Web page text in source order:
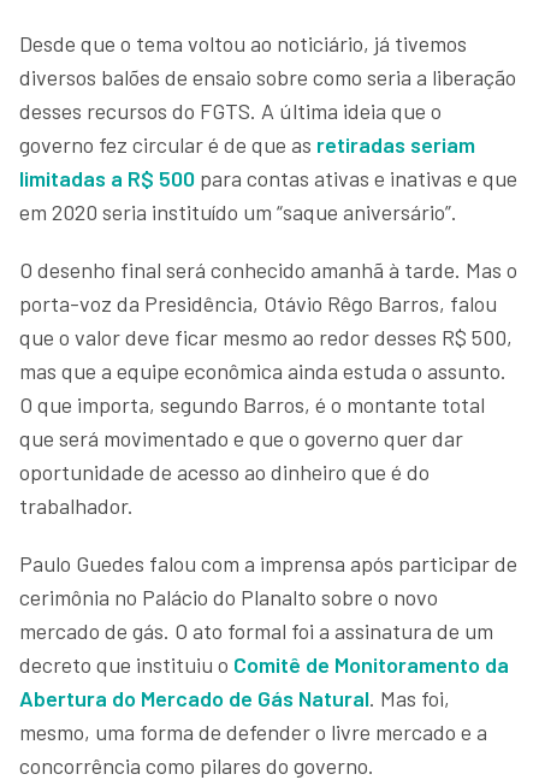
Desde que o tema voltou ao noticiário, já tivemos
diversos balões de ensaio sobre como seria a liberação
desses recursos do FGTS. A última ideia que o
governo fez circular é de que as retiradas seriam
limitadas a R$ 500 para contas ativas e inativas e que
em 2020 seria instituído um “saque aniversário”.
O desenho final será conhecido amanhã à tarde. Mas o
porta-voz da Presidência, Otávio Rêgo Barros, falou
que o valor deve ficar mesmo ao redor desses R$ 500,
mas que a equipe econômica ainda estuda o assunto.
O que importa, segundo Barros, é o montante total
que será movimentado e que o governo quer dar
oportunidade de acesso ao dinheiro que é do
trabalhador.
Paulo Guedes falou com a imprensa após participar de
cerimônia no Palácio do Planalto sobre o novo
mercado de gás. O ato formal foi a assinatura de um
decreto que instituiu o Comitê de Monitoramento da
Abertura do Mercado de Gás Natural. Mas foi,
mesmo, uma forma de defender o livre mercado e a
concorrência como pilares do governo.